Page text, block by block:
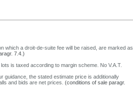
which a droit-de-suite fee will be raised, are marked as
7.4.)
is taxed according to margin scheme. No V.A.T.
guidance, the stated estimate price is additionally
and bids are net prices. (conditions of sale paragr.